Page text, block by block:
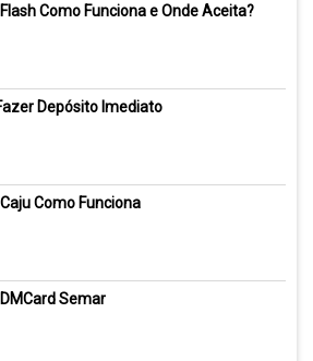
Como Funciona e Onde Aceita?
Depósito Imediato
Como Funciona
Semar